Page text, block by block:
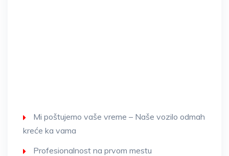
Mi poštujemo vaše vreme – Naše vozilo odmah
kreće ka vama
Profesionalnost na prvom mestu